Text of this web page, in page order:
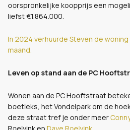
oorspronkelijke koopprijs een
liefst €1.864.000.
In 2024 verhuurde Steven de
maand.
Leven op stand aan de PC
Wonen aan de PC Hooftstraat
boetieks, het Vondelpark om de
deze straat tref je onder meer